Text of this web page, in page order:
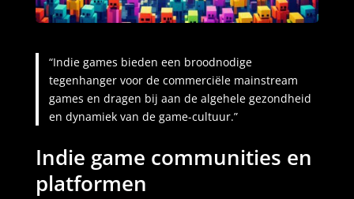
“Indie games bieden een broodnodige
tegenhanger voor de commerciële mainstream
games en dragen bij aan de algehele gezondheid
en dynamiek van de game-cultuur.”
Indie game communities en
platformen